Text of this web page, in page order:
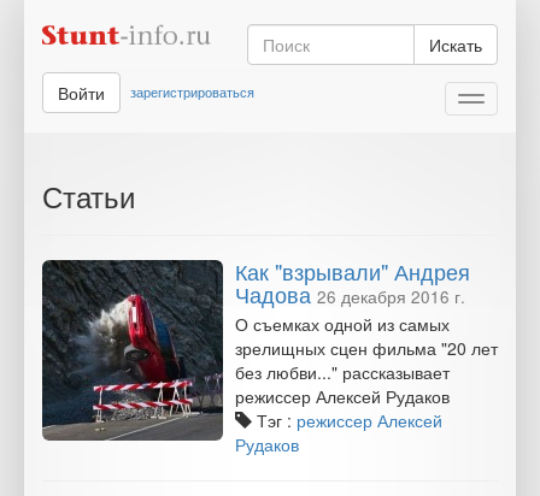
Искать
Toggle
Войти зарегистрироваться
Статьи
Как "взрывали" Андрея
Чадова 26 декабря 2016 г.
О съемках одной из самых
зрелищных сцен фильма "20 лет
без любви..." рассказывает
режиссер Алексей Рудаков
Тэг : режиссер Алексей
Рудаков